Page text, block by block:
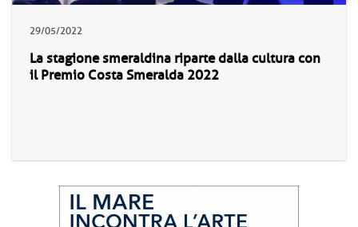
29/05/2022
La stagione smeraldina riparte dalla cultura con
il Premio Costa Smeralda 2022